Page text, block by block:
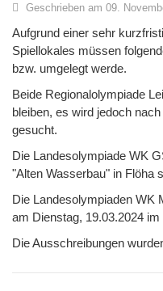
Geschrieben am 09.
Aufgrund einer sehr
Spiellokales müssen
bzw. umgelegt werde.
Beide Regionalolympiade
bleiben, es wird jedoch
gesucht.
Die Landesolympiade WK
"Alten Wasserbau" in Flöha
Die Landesolympiaden WK
am Dienstag, 19.03.2024
Die Ausschreibungen